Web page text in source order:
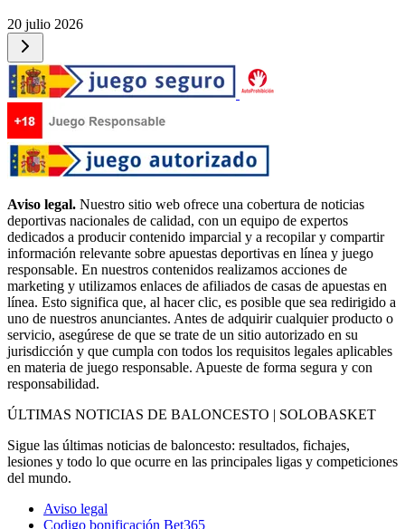
20 julio 2026
Aviso legal. Nuestro sitio web ofrece una cobertura de noticias
deportivas nacionales de calidad, con un equipo de expertos
dedicados a producir contenido imparcial y a recopilar y compartir
información relevante sobre apuestas deportivas en línea y juego
responsable. En nuestros contenidos realizamos acciones de
marketing y utilizamos enlaces de afiliados de casas de apuestas en
línea. Esto significa que, al hacer clic, es posible que sea redirigido a
uno de nuestros anunciantes. Antes de adquirir cualquier producto o
servicio, asegúrese de que se trate de un sitio autorizado en su
jurisdicción y que cumpla con todos los requisitos legales aplicables
en materia de juego responsable. Apueste de forma segura y con
responsabilidad.
ÚLTIMAS NOTICIAS DE BALONCESTO | SOLOBASKET
Sigue las últimas noticias de baloncesto: resultados, fichajes,
lesiones y todo lo que ocurre en las principales ligas y competiciones
del mundo.
Aviso legal
Codigo bonificación Bet365